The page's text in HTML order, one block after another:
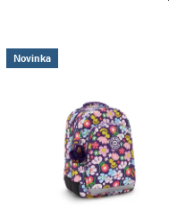
í
V
Novinka